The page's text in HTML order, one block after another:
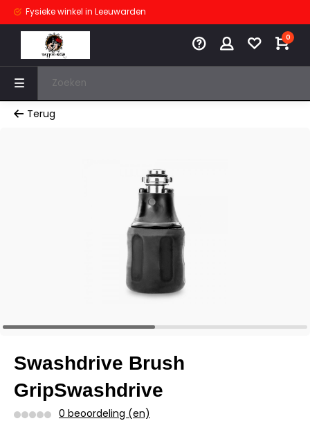
Fysieke winkel in Leeuwarden
0
Terug
Swashdrive Brush
GripSwashdrive
0 beoordeling (en)